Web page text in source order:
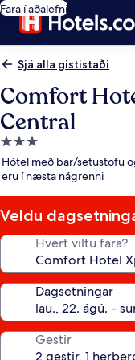
Fara í aðalefni
Sjá alla gististaði
Comfort
Central
3.0
stjörnu
gististaður
Hótel með bar/setustofu
eru í næsta nágrenni
Veldu
Hvert viltu fara?
Dagsetningar
Gestir